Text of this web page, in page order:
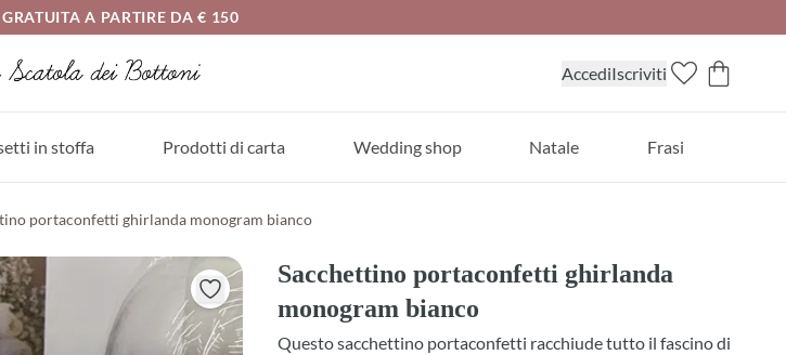
A PARTIRE DA € 150
AccediIscriviti
in stoffa Prodotti di carta Wedding shop Natale Frasi
portaconfetti ghirlanda monogram bianco
Sacchettino portaconfetti ghirlanda
monogram bianco
Questo sacchettino portaconfetti racchiude tutto il fascino di